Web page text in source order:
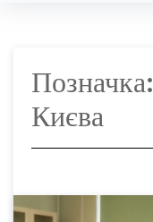
Позначка:
Києва